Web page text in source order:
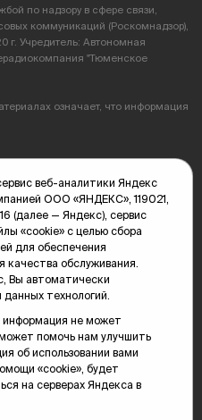
по надзору в сфере связи,
коммуникаций (Роскомнадзор),
г. Учредитель: Автономная
"Тюменское
означает, что информация
28А
веб-аналитики Яндекс
ООО «ЯНДЕКС», 119021,
(далее — Яндекс), сервис
«cookie» с целью сбора
для обеспечения
качества обслуживания.
Вы автоматически
технологий.
информация не может
помочь нам улучшить
об использовании вами
«cookie», будет
на серверах Яндекса в